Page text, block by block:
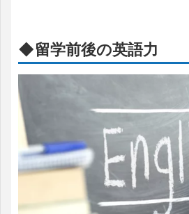
◆留学前後の英語力